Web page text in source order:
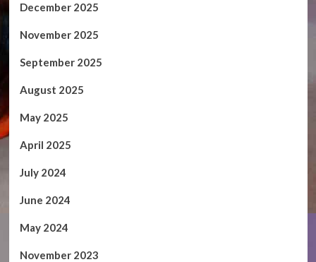
December 2025
November 2025
September 2025
August 2025
May 2025
April 2025
July 2024
June 2024
May 2024
November 2023